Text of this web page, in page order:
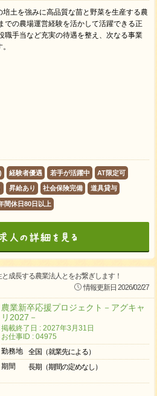
土を強みに高品質な苗と野菜を生産する農
での農場運営経験を活かして活躍できる正
職手当など充実の待遇を整え、次なる事業
経験者優遇 若手が活躍中 AT限定可
昇給あり 社会保険完備 道具貸与
間休日80日以上
成長する農業法人とをお繋ぎします！
情報更新日 2026/02/27
農業新卒応援プロジェクト－アグキャ
リ2027－
掲載終了日 : 2027年3月31日
お仕事ID : 04975
勤務地
全国（就業先による）
期間
長期（期間の定めなし）